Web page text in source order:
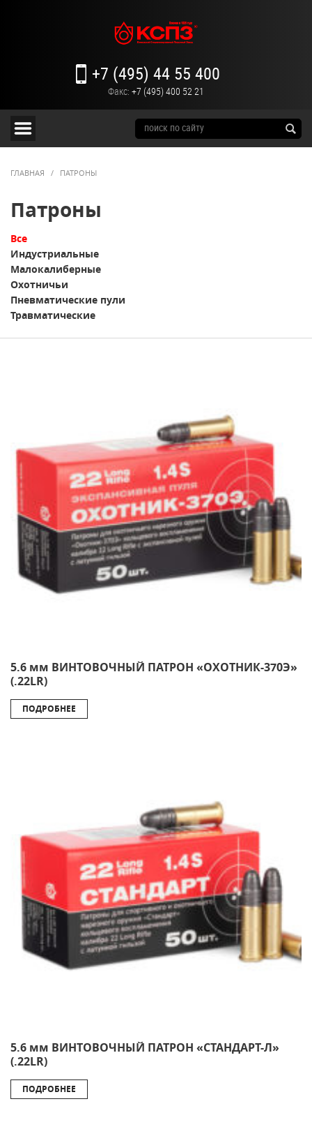
+7 (495) 44 55 400
Факс: +7 (495) 400 52 21
ГЛАВНАЯ / ПАТРОНЫ
Патроны
Все
Индустриальные
Малокалиберные
Охотничьи
Пневматические пули
Травматические
5.6 мм ВИНТОВОЧНЫЙ ПАТРОН «ОХОТНИК-370Э»
(.22LR)
ПОДРОБНЕЕ
5.6 мм ВИНТОВОЧНЫЙ ПАТРОН «СТАНДАРТ-Л»
(.22LR)
ПОДРОБНЕЕ